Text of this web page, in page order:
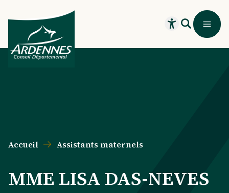
Recherche
Ouvrir leMenu
Accueil Assistants maternels
MME LISA DAS-NEVES